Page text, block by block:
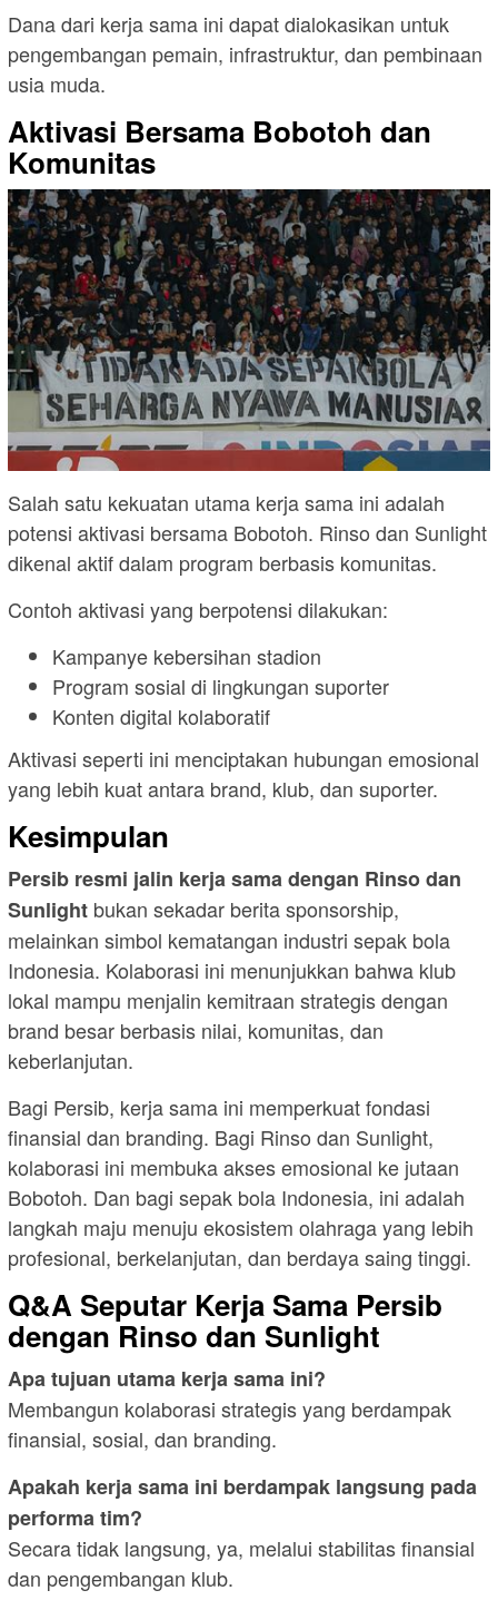
Dana dari kerja sama ini dapat dialokasikan untuk
pengembangan pemain, infrastruktur, dan pembinaan
usia muda.
Aktivasi Bersama Bobotoh dan
Komunitas
Salah satu kekuatan utama kerja sama ini adalah
potensi aktivasi bersama Bobotoh. Rinso dan Sunlight
dikenal aktif dalam program berbasis komunitas.
Contoh aktivasi yang berpotensi dilakukan:
Kampanye kebersihan stadion
Program sosial di lingkungan suporter
Konten digital kolaboratif
Aktivasi seperti ini menciptakan hubungan emosional
yang lebih kuat antara brand, klub, dan suporter.
Kesimpulan
Persib resmi jalin kerja sama dengan Rinso dan
Sunlight bukan sekadar berita sponsorship,
melainkan simbol kematangan industri sepak bola
Indonesia. Kolaborasi ini menunjukkan bahwa klub
lokal mampu menjalin kemitraan strategis dengan
brand besar berbasis nilai, komunitas, dan
keberlanjutan.
Bagi Persib, kerja sama ini memperkuat fondasi
finansial dan branding. Bagi Rinso dan Sunlight,
kolaborasi ini membuka akses emosional ke jutaan
Bobotoh. Dan bagi sepak bola Indonesia, ini adalah
langkah maju menuju ekosistem olahraga yang lebih
profesional, berkelanjutan, dan berdaya saing tinggi.
Q&A Seputar Kerja Sama Persib
dengan Rinso dan Sunlight
Apa tujuan utama kerja sama ini?
Membangun kolaborasi strategis yang berdampak
finansial, sosial, dan branding.
Apakah kerja sama ini berdampak langsung pada
performa tim?
Secara tidak langsung, ya, melalui stabilitas finansial
dan pengembangan klub.